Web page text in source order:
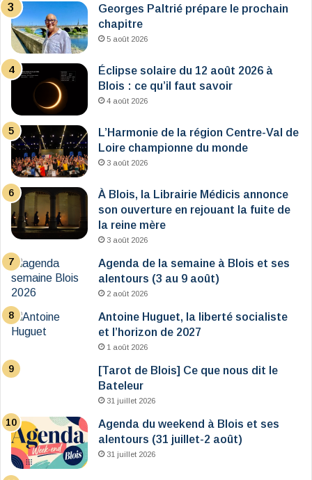
Georges Paltrié prépare le prochain
chapitre
5 août 2026
Éclipse solaire du 12 août 2026 à
Blois : ce qu’il faut savoir
4 août 2026
L’Harmonie de la région Centre-Val de
Loire championne du monde
3 août 2026
À Blois, la Librairie Médicis annonce
son ouverture en rejouant la fuite de
la reine mère
3 août 2026
Agenda de la semaine à Blois et ses
alentours (3 au 9 août)
2 août 2026
Antoine Huguet, la liberté socialiste
et l’horizon de 2027
1 août 2026
[Tarot de Blois] Ce que nous dit le
Bateleur
31 juillet 2026
Agenda du weekend à Blois et ses
alentours (31 juillet-2 août)
31 juillet 2026